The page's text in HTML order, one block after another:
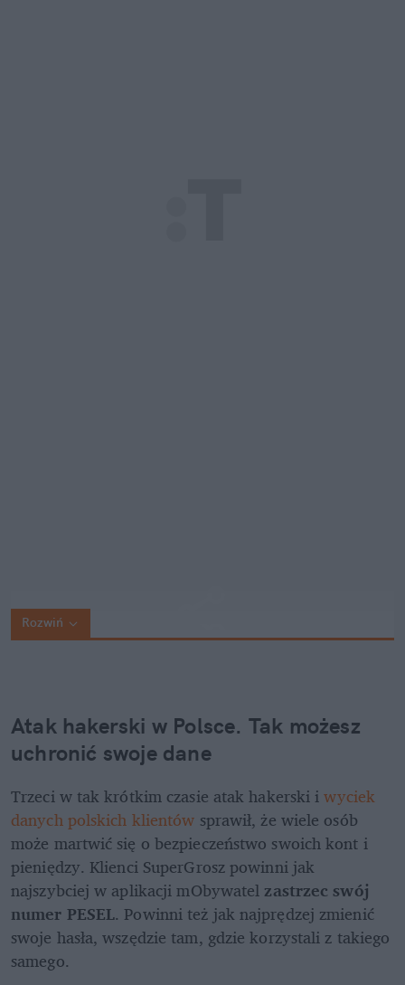
Rozwiń
Atak hakerski w Polsce. Tak możesz
uchronić swoje dane
Trzeci w tak krótkim czasie atak hakerski i wyciek
danych polskich klientów sprawił, że wiele osób
może martwić się o bezpieczeństwo swoich kont i
pieniędzy. Klienci SuperGrosz powinni jak
najszybciej w aplikacji mObywatel zastrzec swój
numer PESEL. Powinni też jak najprędzej zmienić
swoje hasła, wszędzie tam, gdzie korzystali z takiego
samego.